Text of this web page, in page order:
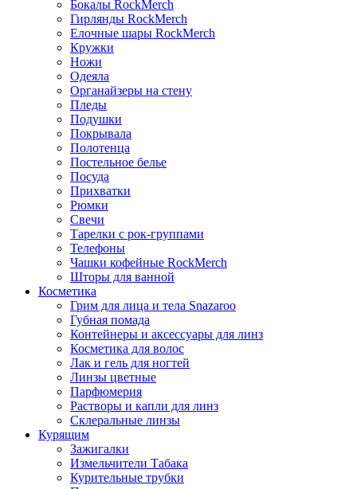
Бокалы RockMerch
Гирлянды RockMerch
Елочные шары RockMerch
Кружки
Ножи
Одеяла
Органайзеры на стену
Пледы
Подушки
Покрывала
Полотенца
Постельное белье
Посуда
Прихватки
Рюмки
Свечи
Тарелки с рок-группами
Телефоны
Чашки кофейные RockMerch
Шторы для ванной
Косметика
Грим для лица и тела Snazaroo
Губная помада
Контейнеры и аксессуары для линз
Косметика для волос
Лак и гель для ногтей
Линзы цветные
Парфюмерия
Растворы и капли для линз
Склеральные линзы
Курящим
Зажигалки
Измельчители Табака
Курительные трубки